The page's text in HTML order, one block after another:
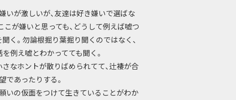
いが激しいが、友達は好き嫌いで選ばな
が嫌いと思っても、どうして例えば嘘つ
く。勿論根掘り葉掘り聞くのではなく、
例え嘘とわかってても聞く。
なホントが散りばめられてて、辻褄が合
であったりする。
いの仮面をつけて生きていることがわか